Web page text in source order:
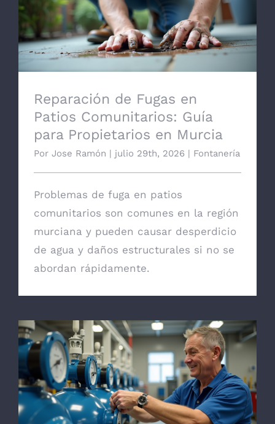
Reparación de Fugas en Patios
Comunitarios: Guía para Propietarios en
Murcia
Reparación de Fugas en
Patios Comunitarios: Guía
para Propietarios en Murcia
Por Jose Ramón | julio 29th, 2026 | Fontanería
Problemas de fuga en patios
comunitarios son comunes en la región
murciana y pueden causar desperdicio
de agua y daños estructurales si no se
abordan rápidamente.
Instalación de equipos de presión o
grupos de bombeo en Santomera: Guía
práctica